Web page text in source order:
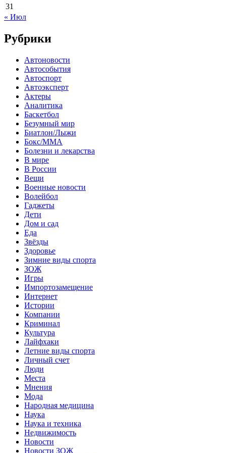
31
« Июл
Рубрики
Автоновости
Автособытия
Автоспорт
Автоэксперт
Актеры
Аналитика
Баскетбол
Безумный мир
Биатлон/Лыжи
Бокс/MMA
Болезни и лекарства
В мире
В России
Вещи
Военные новости
Волейбол
Гаджеты
Дети
Дом и сад
Еда
Звёзды
Здоровье
Зимние виды спорта
ЗОЖ
Игры
Импортозамещение
Интернет
Истории
Компании
Криминал
Культура
Лайфхаки
Летние виды спорта
Личный счет
Люди
Места
Мнения
Мода
Народная медицина
Наука
Наука и техника
Недвижимость
Новости
Новости ЗОЖ